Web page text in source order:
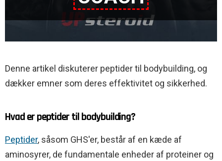
Denne artikel diskuterer peptider til bodybuilding, og
dækker emner som deres effektivitet og sikkerhed.
Hvad er peptider til bodybuilding?
Peptider, såsom GHS'er, består af en kæde af
aminosyrer, de fundamentale enheder af proteiner og